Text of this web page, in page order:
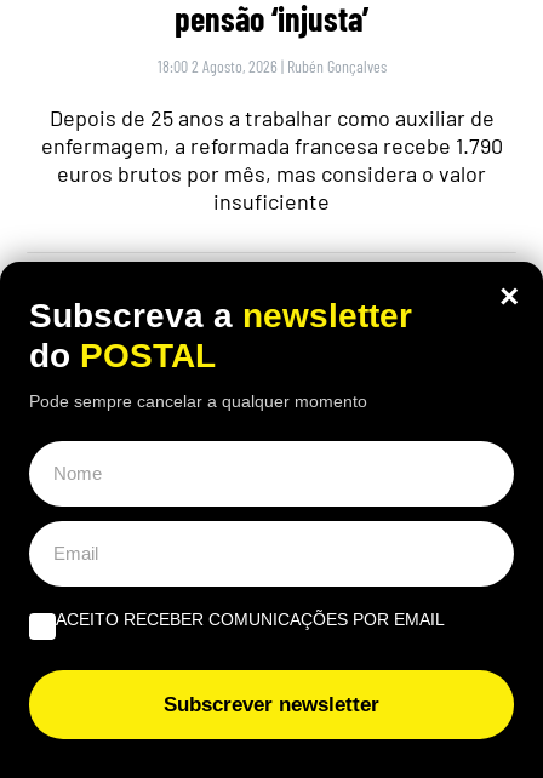
pensão ‘injusta’
18:00 2 Agosto, 2026 | Rubén Gonçalves
Depois de 25 anos a trabalhar como auxiliar de
enfermagem, a reformada francesa recebe 1.790
euros brutos por mês, mas considera o valor
insuficiente
Tiago viveu em Castro Marim e trocou a
engenharia pelos gelados artesanais da
×
Subscreva a newsletter
do POSTAL
Pode sempre cancelar a qualquer momento
ACEITO RECEBER COMUNICAÇÕES POR EMAIL
Subscrever newsletter